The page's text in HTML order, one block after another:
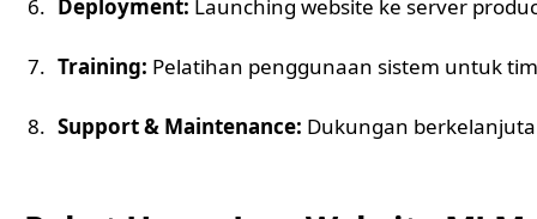
Deployment: Launching website ke server
Training: Pelatihan penggunaan sistem untuk
Support & Maintenance: Dukungan